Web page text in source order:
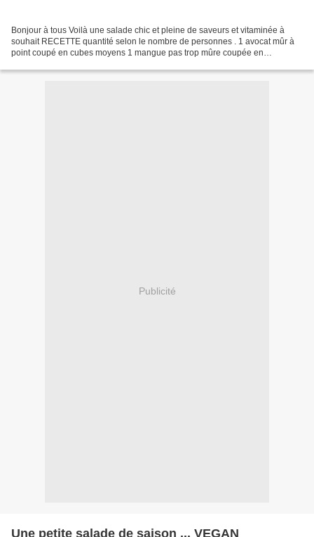
Bonjour à tous Voilà une salade chic et pleine de saveurs et vitaminée à
souhait RECETTE quantité selon le nombre de personnes . 1 avocat mûr à
point coupé en cubes moyens 1 mangue pas trop mûre coupée en
Publicité
Une petite salade de saison ... VEGAN